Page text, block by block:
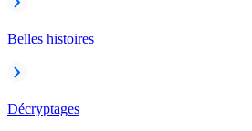
Belles histoires
Décryptages